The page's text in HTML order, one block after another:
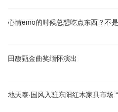
田馥甄金曲奖缅怀演出